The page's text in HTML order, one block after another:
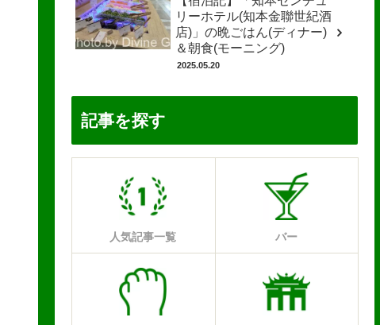
リーホテル(知本金聯世紀酒
店)」の晩ごはん(ディナー)
＆朝食(モーニング)
2025.05.20
記事を探す
人気記事一覧 バー